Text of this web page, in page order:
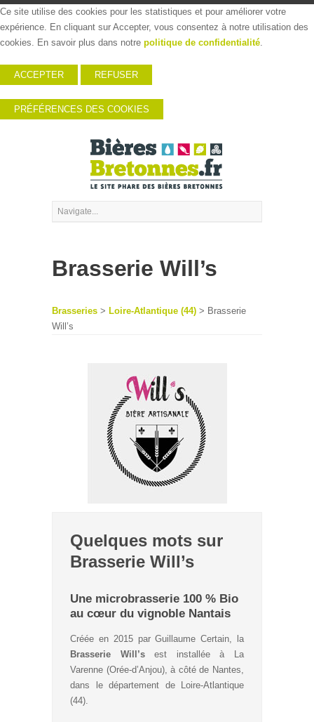
Ce site utilise des cookies pour les statistiques et pour améliorer votre
expérience. En cliquant sur Accepter, vous consentez à notre utilisation des
cookies. En savoir plus dans notre politique de confidentialité.
ACCEPTER REFUSER
PRÉFÉRENCES DES COOKIES
Brasserie Will’s
Brasseries > Loire-Atlantique (44) > Brasserie
Will’s
Quelques mots sur
Brasserie Will’s
Une microbrasserie 100 % Bio
au cœur du vignoble Nantais
Créée en 2015 par Guillaume Certain, la
Brasserie Will’sest installée à La
Varenne (Orée-d’Anjou), à côté de Nantes,
dans le département de Loire-Atlantique
(44).